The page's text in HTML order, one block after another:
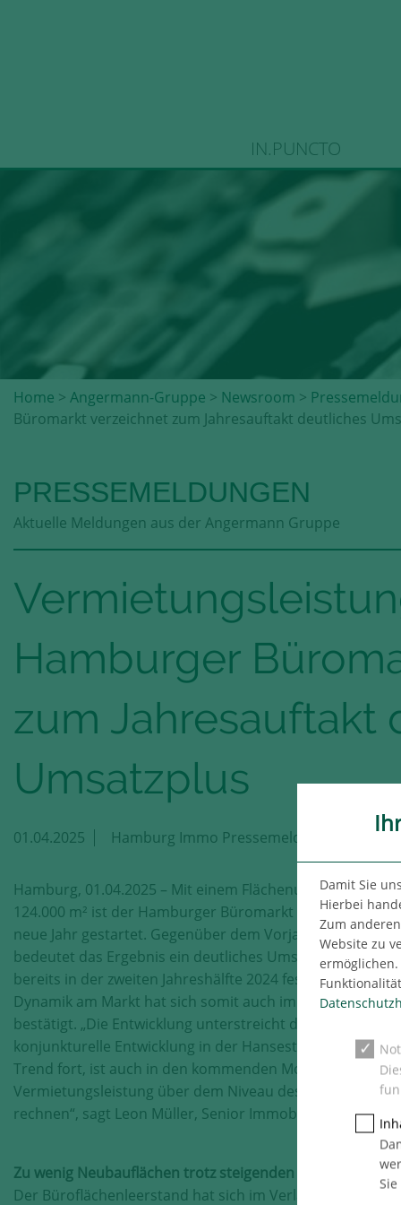
IN.PUNCTO
Home > Angermann-Gruppe > Newsroom >
Büromarkt verzeichnet zum Jahresauftakt deutliches
PRESSEMELDUNGEN
Aktuelle Meldungen aus der Angermann Gruppe
Hamburger
zum Jahresauftakt
Umsatzplus
01.04.2025 Hamburg Immo Pressemeldung
Hamburg, 01.04.2025 – Mit einem Flächenumsatz von ca.
124.000 m² ist der Hamburger Büromarkt
neue Jahr gestartet. Gegenüber dem Vorjahreszeitraum
bedeutet das Ergebnis ein deutliches Umsatzplus von 49
bereits in der zweiten Jahreshälfte 2024 festzustellende
Dynamik am Markt hat sich somit auch im ersten Quartal
bestätigt. „Die Entwicklung unterstreicht die positive
konjunkturelle Entwicklung in der Hansestadt. Setzt sich
Trend fort, ist auch in den kommenden Monaten mit
Vermietungsleistung über dem Niveau des Vorjahres zu
rechnen“, sagt Leon Müller, Senior Immobilienberater
Zu wenig Neubauflächen trotz steigenden Leerstands
Der Büroflächenleerstand hat sich im Verlauf des ersten
Damit Sie
Hierbei
Zum
Website zu